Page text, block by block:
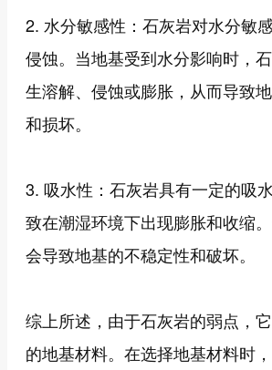
2. 水分敏感性：石灰岩对水分敏
侵蚀。当地基受到水分影响时，
生溶解、侵蚀或膨胀，从而导致
和损坏。
3. 吸水性：石灰岩具有一定的吸
致在潮湿环境下出现膨胀和收缩
会导致地基的不稳定性和破坏。
综上所述，由于石灰岩的弱点，
的地基材料。在选择地基材料时